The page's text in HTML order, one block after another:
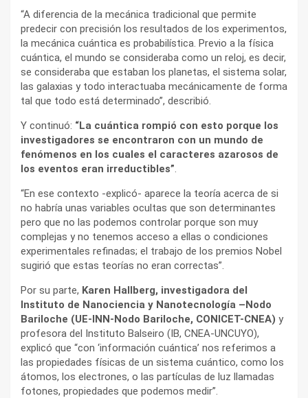
“A diferencia de la mecánica tradicional que permite
predecir con precisión los resultados de los experimentos,
la mecánica cuántica es probabilística. Previo a la física
cuántica, el mundo se consideraba como un reloj, es decir,
se consideraba que estaban los planetas, el sistema solar,
las galaxias y todo interactuaba mecánicamente de forma
tal que todo está determinado”, describió.
Y continuó: “La cuántica rompió con esto porque los
investigadores se encontraron con un mundo de
fenómenos en los cuales el caracteres azarosos de
los eventos eran irreductibles”.
“En ese contexto -explicó- aparece la teoría acerca de si
no habría unas variables ocultas que son determinantes
pero que no las podemos controlar porque son muy
complejas y no tenemos acceso a ellas o condiciones
experimentales refinadas; el trabajo de los premios Nobel
sugirió que estas teorías no eran correctas”.
Por su parte, Karen Hallberg, investigadora del
Instituto de Nanociencia y Nanotecnología –Nodo
Bariloche (UE-INN-Nodo Bariloche, CONICET-CNEA) y
profesora del Instituto Balseiro (IB, CNEA-UNCUYO),
explicó que “con ‘información cuántica’ nos referimos a
las propiedades físicas de un sistema cuántico, como los
átomos, los electrones, o las partículas de luz llamadas
fotones, propiedades que podemos medir”.